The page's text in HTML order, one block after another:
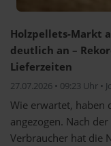
Holzpellets-Markt
deutlich an –
Lieferzeiten
27.07.2026 • 09:23 Uhr •
Wie erwartet, haben
angezogen. Nach
Verbraucher hat die